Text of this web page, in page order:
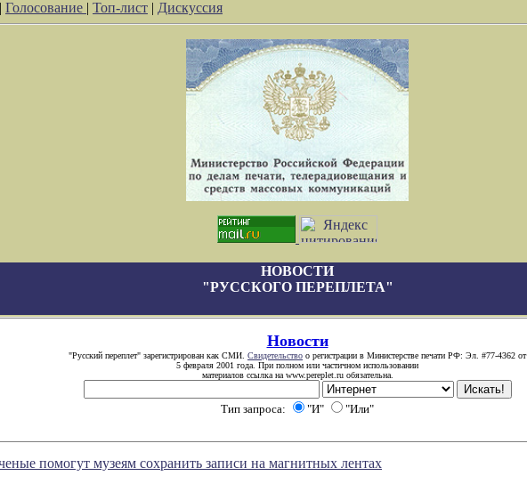
| Голосование | Топ-лист | Дискуссия
НОВОСТИ
"РУССКОГО ПЕРЕПЛЕТА"
Новости
"Русский переплет" зарегистрирован как СМИ. Свидетельство о регистрации в Министерстве печати РФ: Эл. #77-4362 от
5 февраля 2001 года. При полном или частичном использовании
материалов ссылка на www.pereplet.ru обязательна.
Тип запроса: "И" "Или"
помогут музеям сохранить записи на магнитных лентах